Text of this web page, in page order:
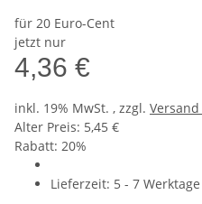
für 20 Euro-Cent
jetzt nur
4,36 €
inkl. 19% MwSt. , zzgl. Versand
Alter Preis: 5,45 €
Rabatt: 20%
Lieferzeit: 5 - 7 Werktage